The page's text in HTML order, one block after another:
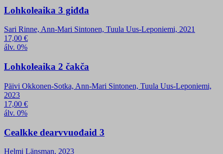
Lohkoleaika 3 giđđa
Sari Rinne, Ann-Mari Sintonen, Tuula Uus-Leponiemi, 2021
17,00 €
álv. 0%
Lohkoleaika 2 čakča
Päivi Okkonen-Sotka, Ann-Mari Sintonen, Tuula Uus-Leponiemi,
2023
17,00 €
álv. 0%
Cealkke dearvvuođaid 3
Helmi Länsman, 2023